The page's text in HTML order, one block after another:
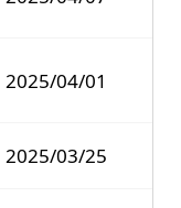
2025/04/01
2025/03/25